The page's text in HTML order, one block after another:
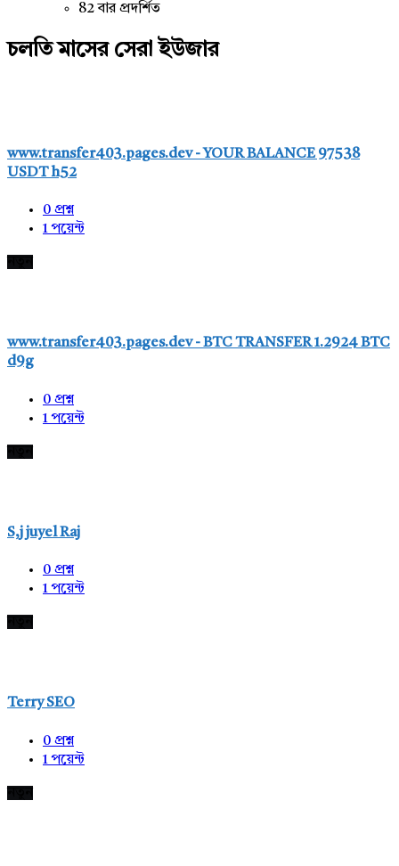
82 বার প্রদর্শিত
চলতি মাসের সেরা ইউজার
www.transfer403.pages.dev - YOUR BALANCE 97538
USDT h52
0 প্রশ্ন
1পয়েন্ট
www.transfer403.pages.dev - BTC TRANSFER 1.2924 BTC
d9g
0 প্রশ্ন
1পয়েন্ট
S,j juyel Raj
0 প্রশ্ন
1পয়েন্ট
Terry SEO
0 প্রশ্ন
1পয়েন্ট